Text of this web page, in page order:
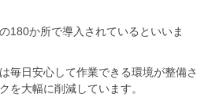
180か所で導入されているといいま
毎日安心して作業できる環境が整備さ
を大幅に削減しています。